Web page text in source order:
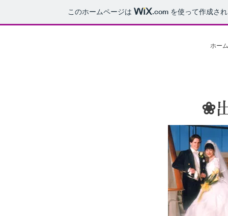
このホームページは .com を使って作成さ
ホーム
❀